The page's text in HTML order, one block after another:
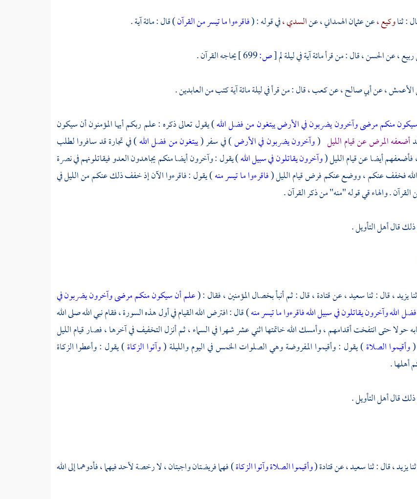
: ثناوكيع ،عنعثمان الهمداني ،عنالسدي ،في قوله : (فاقرءوا ما تيسر من القرآن) قال : مائة آية .
ربيع ،عنالحسن ،قال : من قرأ مائة آية في ليلة لم[ص:
يحاجه القرآن .
الأعمش ،عنأبي صالح ،عنكعب ،قال : من قرأ في ليلة مائة آية كتب من العابدين .
منكم مرضى وآخرون يضربون في الأرض يبتغون من فضل الله) يقول تعالى ذكره : علم ربكم أيها المؤمنون أن سيكون
أضعفه المرض عن قيام الليل (وآخرون يضربون في الأرض) في سفر (يبتغون من فضل الله) في تجارة قد سافروا لطلب
أيضا عن قيام الليل (وآخرون يقاتلون في سبيل الله) يقول : وآخرون أيضا منكم يجاهدون العدو فيقاتلونهم في نصرة
الله فخفف عنكم ، ووضع عنكم فرض قيام الليل (فاقرءوا ما تيسر منه) يقول : فاقرءوا الآن إذ خفف ذلك عنكم من الليل في
. والهاء قي قوله "منه" من ذكر القرآن .
قال أهل التأويل .
يزيد ،قال : ثناسعيد ،عنقتادة ،قال : ثم أنبأ بخصال المؤمنين ، فقال : (علم أن سيكون منكم مرضى وآخرون يضربون في
الله وآخرون يقاتلون في سبيل الله فاقرءوا ما تيسر منه) قال : افترض الله القيام في أول هذه السورة ، فقام نبي الله صلى الله
حولا حتى انتفخت أقدامهم ، وأمسك الله خاتمتها اثني عشر شهرا في السماء ، ثم أنزل التخفيف في آخرها ، فصار قيام الليل
(وأقيموا الصلاة) يقول : وأقيموا المفروضة وهي الصلوات الخمس في اليوم والليلة (وآتوا الزكاة) يقول : وأعطوا الزكاة
أهلها .
قال أهل التأويل .
يزيد ،قال : ثناسعيد ،عنقتادة(وأقيموا الصلاة وآتوا الزكاة) فهما فريضتان واجبتان ، لا رخصة لأحد فيهما ، فأدوهما إلى الله